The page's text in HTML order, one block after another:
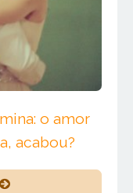
o amor
acabou?